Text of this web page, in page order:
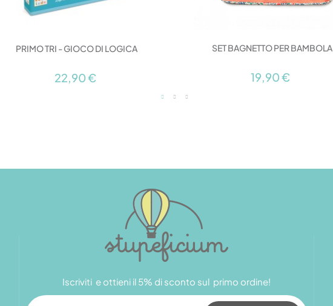
PRIMO TRI - GIOCO DI LOGICA
22,90 €
SET BAGNETTO PER BAMBOLA
19,90 €
Iscriviti e ottieni il 5% di sconto sul primo ordine!